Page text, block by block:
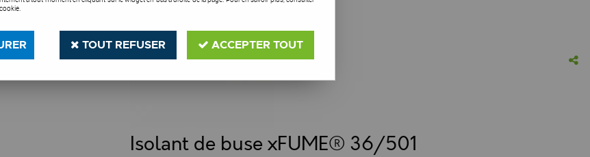
Isolant de buse xFUME® 36/501
TOUT REFUSER ACCEPTER TOUT